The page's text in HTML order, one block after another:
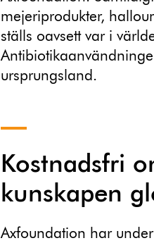
mejeriprodukter,
ställs oavsett var i
ursprungsland.
Kostnadsfri
kunskapen
Axfoundation har